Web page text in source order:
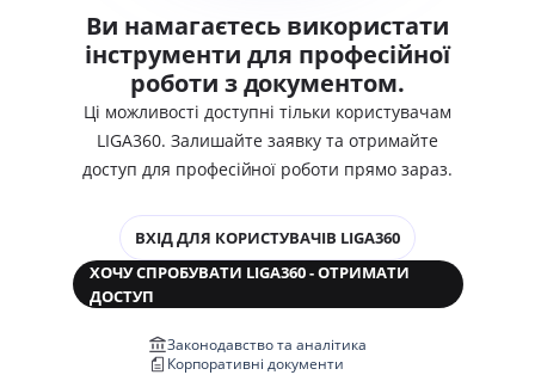
Ви намагаєтесь використати
інструменти для професійної
роботи з документом.
Ці можливості доступні тільки користувачам
LIGA360. Залишайте заявку та отримайте
доступ для професійної роботи прямо зараз.
ВХІД ДЛЯ КОРИСТУВАЧІВ LIGA360
ХОЧУ СПРОБУВАТИ LIGA360 - ОТРИМАТИ
ДОСТУП
Законодавство та аналітика
Корпоративні документи